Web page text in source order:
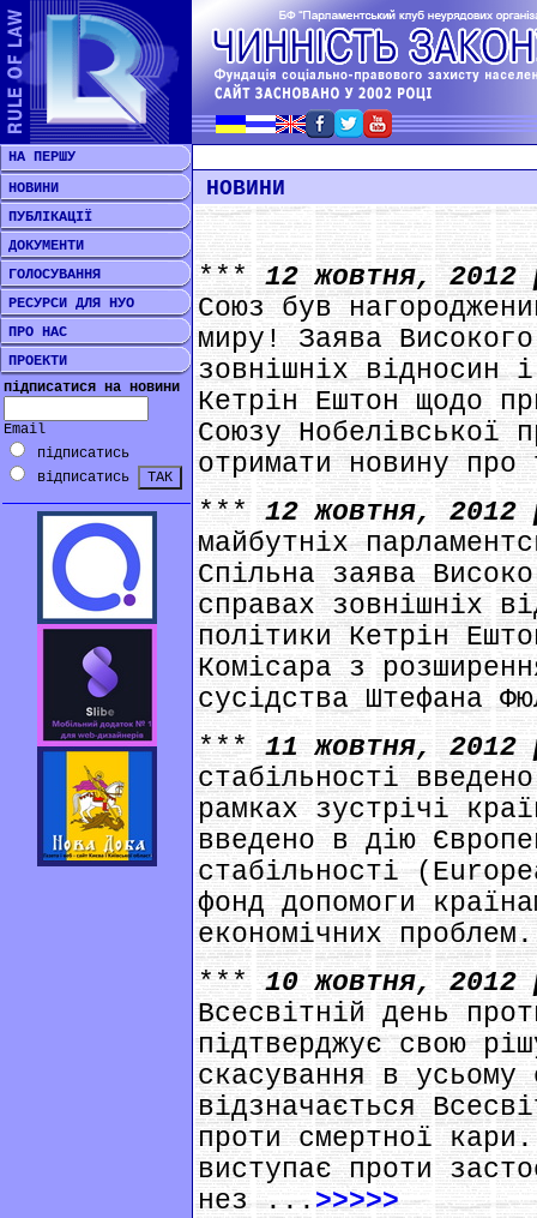
НА ПЕРШУ
НОВИНИ
ПУБЛІКАЦІЇ
ДОКУМЕНТИ
ГОЛОСУВАННЯ
РЕСУРСИ ДЛЯ НУО
ПРО НАС
ПРОЕКТИ
підписатися на новини
Email
підписатись
відписатись
НОВИНИ
***12 жовтня,
Союз був
миру! Заява
зовнішніх відносин
Кетрін Ештон щодо
Союзу Нобелівської
отримати новину
***12 жовтня,
майбутніх
Спільна заява
справах зовнішніх
політики Кетрін
Комісара з
сусідства Штефана
***11 жовтня,
стабільності
рамках зустрічі
введено в дію
стабільності
фонд допомоги
економічних
***10 жовтня,
Всесвітній день
підтверджує свою
скасування в усьому
відзначається
проти смертної
виступає проти
нез ... >>>>>